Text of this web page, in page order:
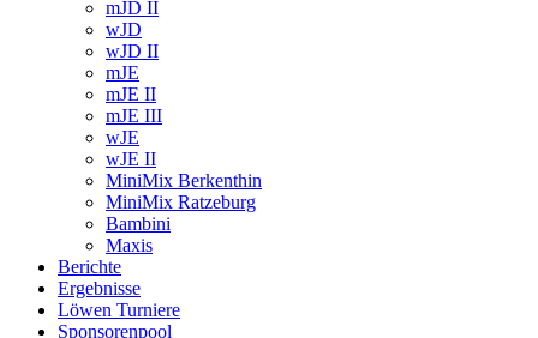
mJD II
wJD
wJD II
mJE
mJE II
mJE III
wJE
wJE II
MiniMix Berkenthin
MiniMix Ratzeburg
Bambini
Maxis
Berichte
Ergebnisse
Löwen Turniere
Sponsorenpool